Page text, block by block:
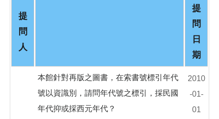
提
問
人
提
問
日
期
本館針對再版之圖書，在索書號標引年代
號以資識別，請問年代號之標引，採民國
年代抑或採西元年代？
2010
-01-
01